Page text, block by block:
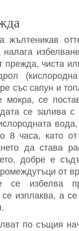
преж­да, чиста
със сапун и
се
се залива с
8 часа, като
да става
добре е
от
се избелва
изплаква, а
по същия